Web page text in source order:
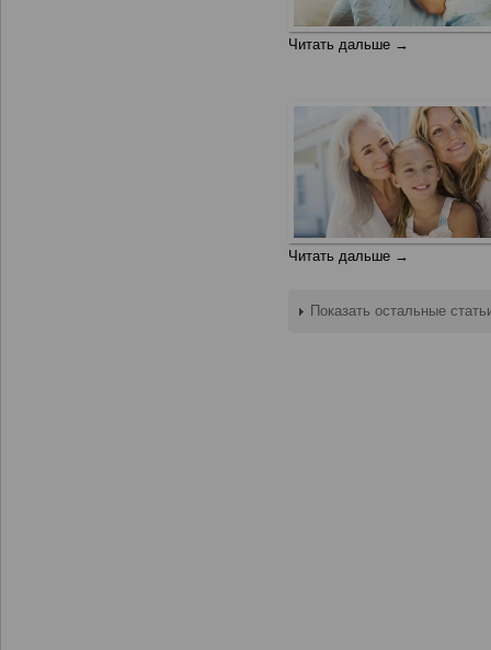
Читать дальше →
Читать дальше →
Показать остальные